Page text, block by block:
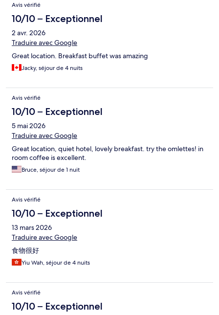
Avis vérifié
10/10 – Exceptionnel
2 avr. 2026
Traduire avec Google
Great location. Breakfast buffet was amazing
Jacky, séjour de 4 nuits
Avis vérifié
10/10 – Exceptionnel
5 mai 2026
Traduire avec Google
Great location, quiet hotel, lovely breakfast. try the omlettes! in
room coffee is excellent.
Bruce, séjour de 1 nuit
Avis vérifié
10/10 – Exceptionnel
13 mars 2026
Traduire avec Google
食物很好
Yiu Wah, séjour de 4 nuits
Avis vérifié
10/10 – Exceptionnel